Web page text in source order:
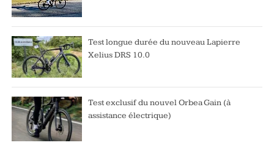
Test longue durée du nouveau Lapierre
Xelius DRS 10.0
Test exclusif du nouvel Orbea Gain (à
assistance électrique)